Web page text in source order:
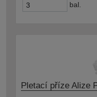
bal.
Pletací příze Alize